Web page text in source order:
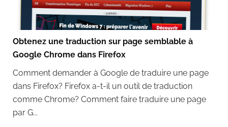
Obtenez une traduction sur page semblable à
Google Chrome dans Firefox
Comment demander à Google de traduire une page
dans Firefox? Firefox a-t-il un outil de traduction
comme Chrome? Comment faire traduire une page
par G...